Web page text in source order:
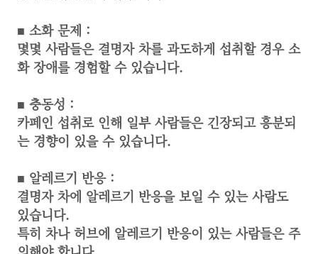
■ 소화 문제 :
몇몇 사람들은 결명자 차를 과도하게 섭취할 경우 소
화 장애를 경험할 수 있습니다.
■ 충동성 :
카페인 섭취로 인해 일부 사람들은 긴장되고 흥분되
는 경향이 있을 수 있습니다.
■ 알레르기 반응 :
결명자 차에 알레르기 반응을 보일 수 있는 사람도
있습니다.
특히 차나 허브에 알레르기 반응이 있는 사람들은 주